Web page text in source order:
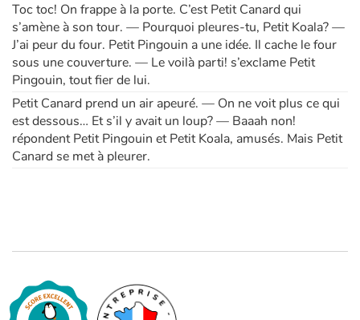
Toc toc! On frappe à la porte. C’est Petit Canard qui
s’amène à son tour. — Pourquoi pleures-tu, Petit Koala? —
J’ai peur du four. Petit Pingouin a une idée. Il cache le four
sous une couverture. — Le voilà parti! s’exclame Petit
Pingouin, tout fier de lui.
Petit Canard prend un air apeuré. — On ne voit plus ce qui
est dessous… Et s’il y avait un loup? — Baaah non!
répondent Petit Pingouin et Petit Koala, amusés. Mais Petit
Canard se met à pleurer.